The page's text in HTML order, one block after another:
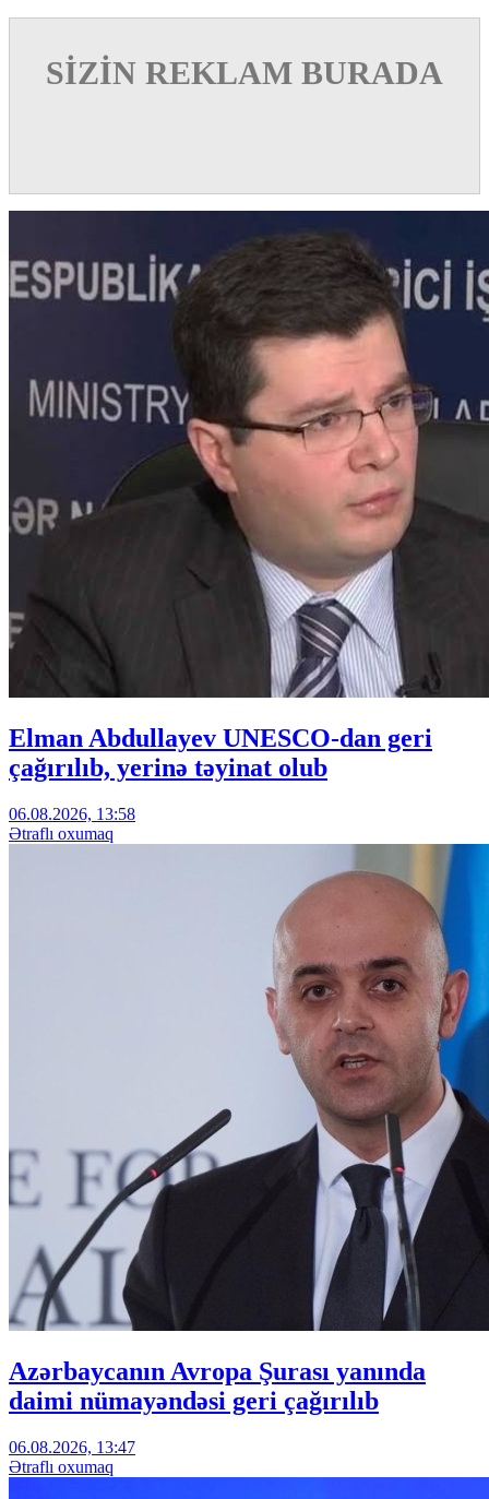
SİZİN REKLAM BURADA
Elman Abdullayev UNESCO-dan geri
çağırılıb, yerinə təyinat olub
06.08.2026, 13:58
Ətraflı oxumaq
Azərbaycanın Avropa Şurası yanında
daimi nümayəndəsi geri çağırılıb
06.08.2026, 13:47
Ətraflı oxumaq